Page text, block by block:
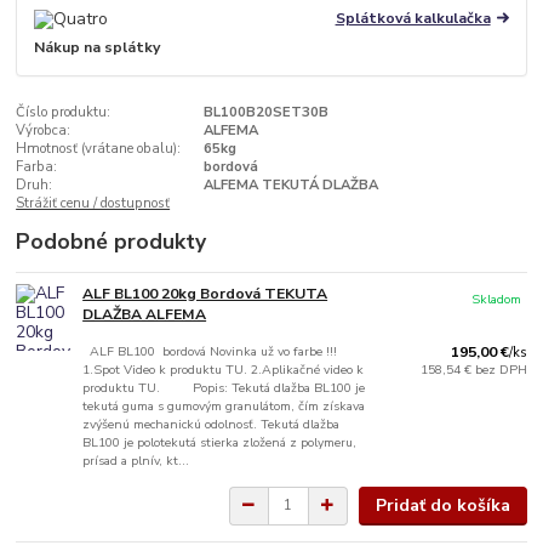
Splátková kalkulačka
Nákup na splátky
Číslo produktu:
BL100B20SET30B
Výrobca:
ALFEMA
Hmotnosť (vrátane obalu):
65kg
Farba:
bordová
Druh:
ALFEMA TEKUTÁ DLAŽBA
Strážiť cenu / dostupnosť
Podobné produkty
ALF BL100 20kg Bordová TEKUTA
DLAŽBA ALFEMA
ALF BL100 bordová Novinka už vo farbe !!!
1.Spot Video k produktu TU. 2.Aplikačné video k
produktu TU. Popis: Tekutá dlažba BL100 je
tekutá guma s gumovým granulátom, čím získava
zvýšenú mechanickú odolnosť. Tekutá dlažba
BL100 je polotekutá stierka zložená z polymeru,
prísad a plnív, kt...
195,00 €/ks
158,54 € bez DPH
Skladom
Pridať do košíka